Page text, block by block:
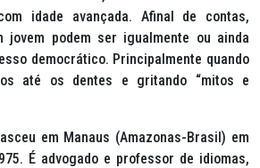
idade avançada. Afinal de contas,
jovem podem ser igualmente ou ainda
democrático. Principalmente quando
até os dentes e gritando “mitos e
em Manaus (Amazonas-Brasil) em
É advogado e professor de idiomas,